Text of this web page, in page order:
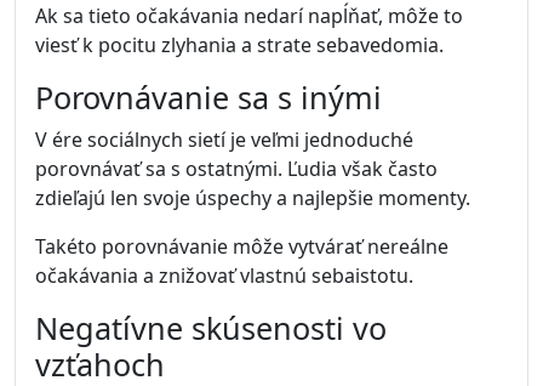
Ak sa tieto očakávania nedarí napĺňať, môže to
viesť k pocitu zlyhania a strate sebavedomia.
Porovnávanie sa s inými
V ére sociálnych sietí je veľmi jednoduché
porovnávať sa s ostatnými. Ľudia však často
zdieľajú len svoje úspechy a najlepšie momenty.
Takéto porovnávanie môže vytvárať nereálne
očakávania a znižovať vlastnú sebaistotu.
Negatívne skúsenosti vo
vzťahoch